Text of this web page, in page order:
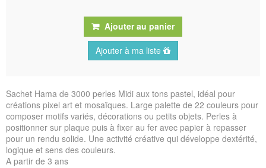
Ajouter au panier
Ajouter à ma liste
Sachet Hama de 3000 perles Midi aux tons pastel, idéal pour
créations pixel art et mosaïques. Large palette de 22 couleurs pour
composer motifs variés, décorations ou petits objets. Perles à
positionner sur plaque puis à fixer au fer avec papier à repasser
pour un rendu solide. Une activité créative qui développe dextérité,
logique et sens des couleurs.
A partir de 3 ans